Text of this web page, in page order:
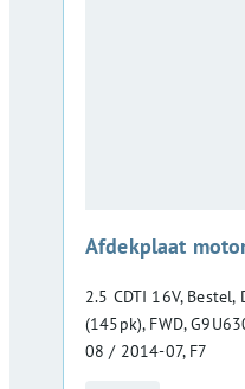
Afdekplaat
2.5 CDTI 16V,
(145pk), FWD,
08 / 2014-07, F7